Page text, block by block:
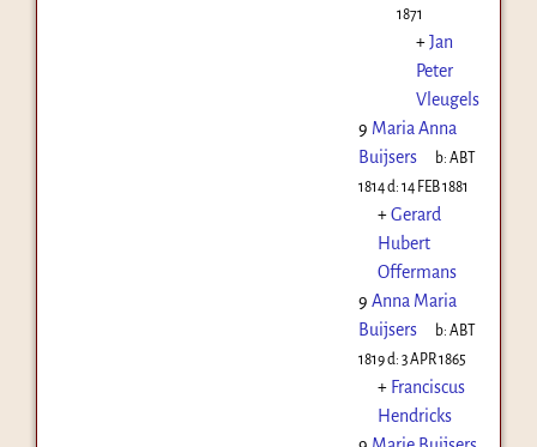
1871
+Jan
Peter
Vleugels
9 Maria Anna
Buijsers
b:ABT
1814d: 14 FEB 1881
+Gerard
Hubert
Offermans
9 Anna Maria
Buijsers
b:ABT
1819d: 3 APR 1865
+ Franciscus
Hendricks